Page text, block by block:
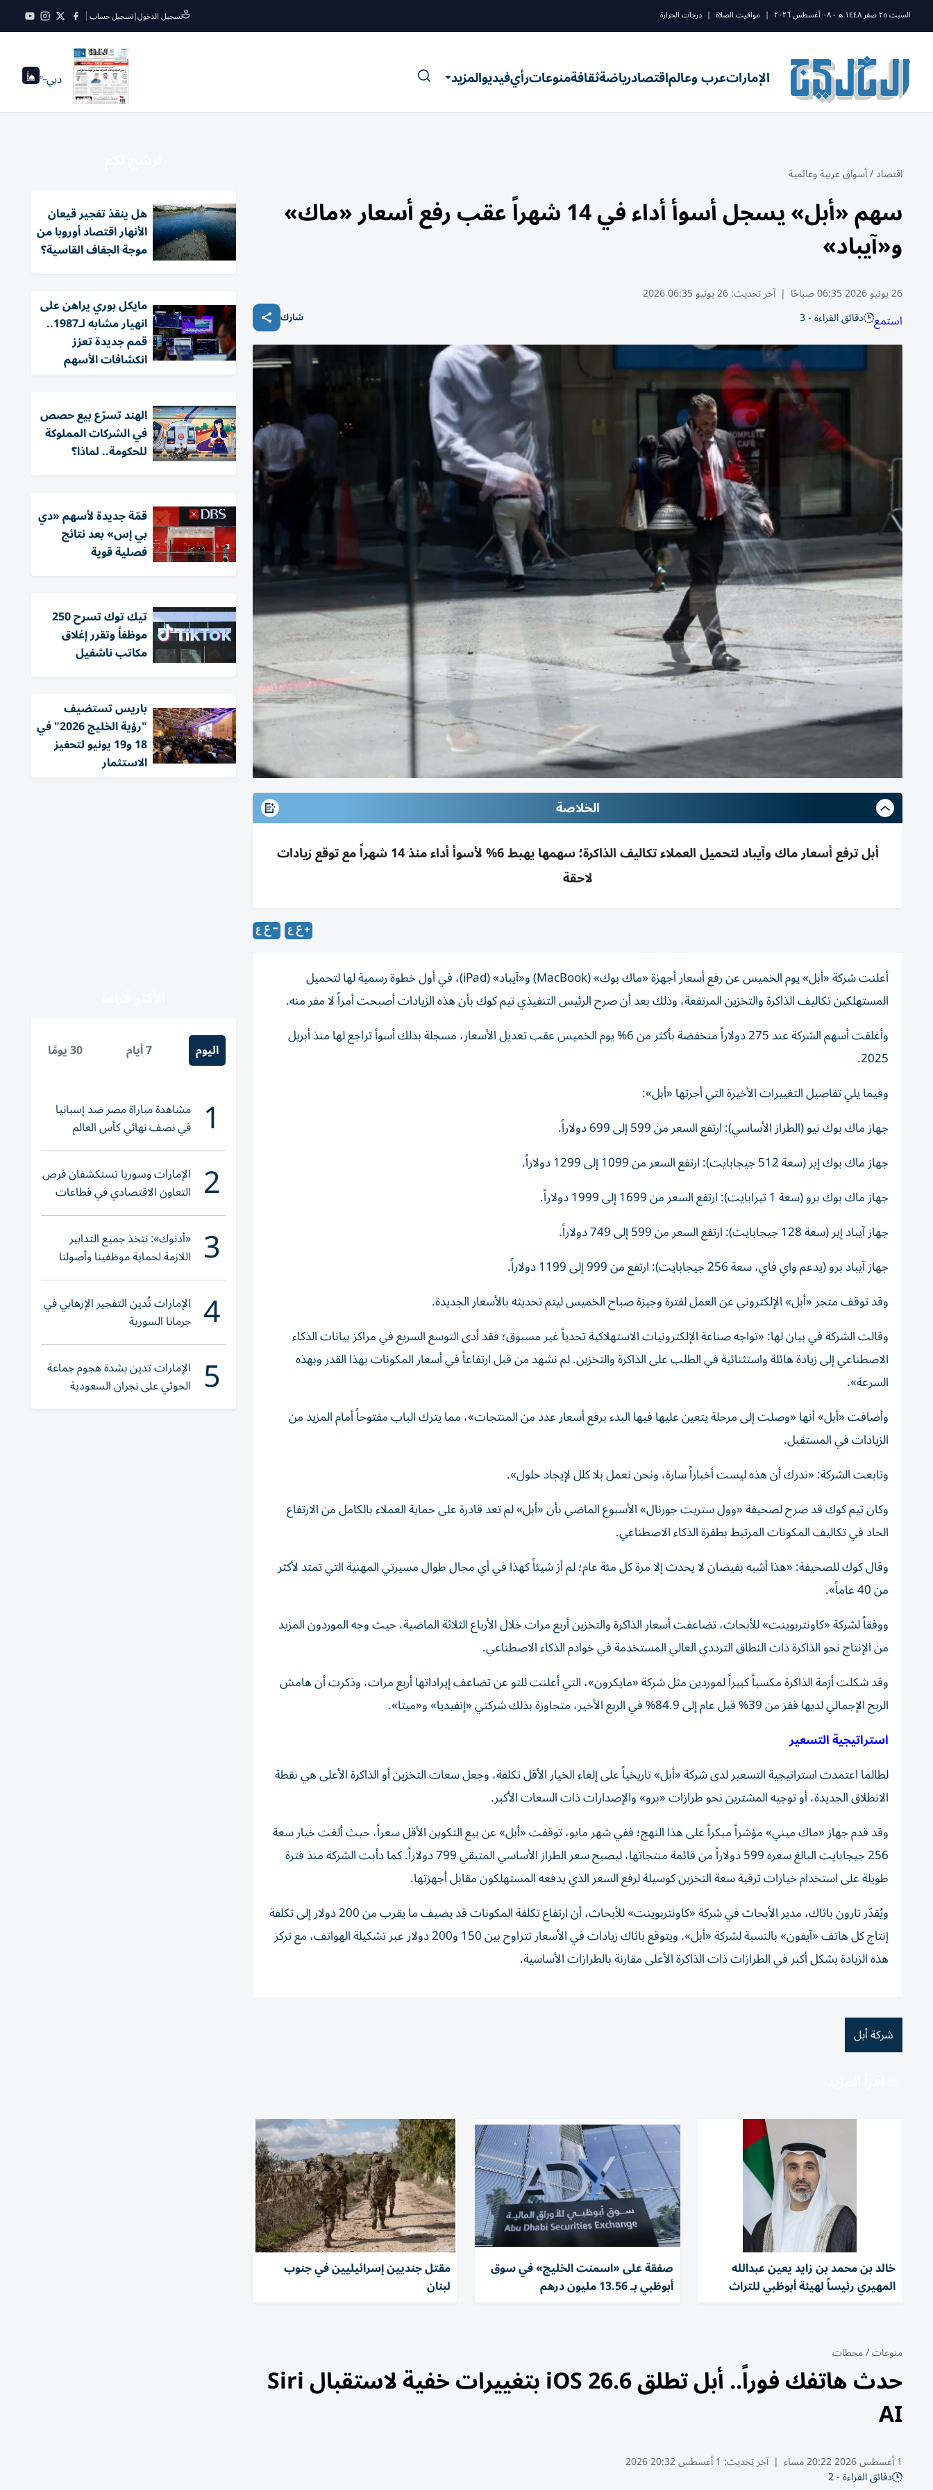
السبت ٢٥ صفر ١٤٤٨ ه - ٠٨ أغسطس ٢٠٢٦ | مواقيت الصلاة | درجات الحرارة تسجيل الدخول|تسجيل حساب
الإماراتعرب وعالماقتصادرياضةثقافةمنوعاترأيفيديوالمزيد دبي--°
اقتصاد/أسواق عربية وعالمية
سهم «أبل» يسجل أسوأ أداء في 14 شهراً عقب رفع أسعار «ماك»
و«آيباد»
26 يونيو 2026 06:35 صباحًا | آخر تحديث:26 يونيو 06:35 2026
استمع دقائق القراءة - 3 شارك
الخلاصة
أبل ترفع أسعار ماك وآيباد لتحميل العملاء تكاليف الذاكرة؛ سهمها يهبط 6% لأسوأ أداء منذ 14 شهراً مع توقع زيادات
لاحقة
أعلنت شركة «أبل» يوم الخميس عن رفع أسعار أجهزة «ماك بوك» (MacBook) و«آيباد» (iPad)، في أول خطوة رسمية لها لتحميل
المستهلكين تكاليف الذاكرة والتخزين المرتفعة، وذلك بعد أن صرح الرئيس التنفيذي تيم كوك بأن هذه الزيادات أصبحت أمراً لا مفر منه.
وأغلقت أسهم الشركة عند 275 دولاراً منخفضة بأكثر من 6% يوم الخميس عقب تعديل الأسعار، مسجلة بذلك أسوأ تراجع لها منذ أبريل
2025.
وفيما يلي تفاصيل التغييرات الأخيرة التي أجرتها «أبل»:
جهاز ماك بوك نيو (الطراز الأساسي): ارتفع السعر من 599 إلى 699 دولاراً.
جهاز ماك بوك إير (سعة 512 جيجابايت): ارتفع السعر من 1099 إلى 1299 دولاراً.
جهاز ماك بوك برو (سعة 1 تيرابايت): ارتفع السعر من 1699 إلى 1999 دولاراً.
جهاز آيباد إير (سعة 128 جيجابايت): ارتفع السعر من 599 إلى 749 دولاراً.
جهاز آيباد برو (يدعم واي فاي، سعة 256 جيجابايت): ارتفع من 999 إلى 1199 دولاراً.
وقد توقف متجر «أبل» الإلكتروني عن العمل لفترة وجيزة صباح الخميس ليتم تحديثه بالأسعار الجديدة.
وقالت الشركة في بيان لها: «تواجه صناعة الإلكترونيات الاستهلاكية تحدياً غير مسبوق؛ فقد أدى التوسع السريع في مراكز بيانات الذكاء
الاصطناعي إلى زيادة هائلة واستثنائية في الطلب على الذاكرة والتخزين. لم نشهد من قبل ارتفاعاً في أسعار المكونات بهذا القدر وبهذه
السرعة».
وأضافت «أبل» أنها «وصلت إلى مرحلة يتعين عليها فيها البدء برفع أسعار عدد من المنتجات»، مما يترك الباب مفتوحاً أمام المزيد من
الزيادات في المستقبل.
وتابعت الشركة: «ندرك أن هذه ليست أخباراً سارة، ونحن نعمل بلا كلل لإيجاد حلول».
وكان تيم كوك قد صرح لصحيفة «وول ستريت جورنال» الأسبوع الماضي بأن «أبل» لم تعد قادرة على حماية العملاء بالكامل من الارتفاع
الحاد في تكاليف المكونات المرتبط بطفرة الذكاء الاصطناعي.
وقال كوك للصحيفة: «هذا أشبه بفيضان لا يحدث إلا مرة كل مئة عام؛ لم أرَ شيئاً كهذا في أي مجال طوال مسيرتي المهنية التي تمتد لأكثر
من 40 عاماً».
ووفقاً لشركة «كاونتربوينت» للأبحاث، تضاعفت أسعار الذاكرة والتخزين أربع مرات خلال الأرباع الثلاثة الماضية، حيث وجه الموردون المزيد
من الإنتاج نحو الذاكرة ذات النطاق الترددي العالي المستخدمة في خوادم الذكاء الاصطناعي.
وقد شكلت أزمة الذاكرة مكسباً كبيراً لموردين مثل شركة «مايكرون»، التي أعلنت للتو عن تضاعف إيراداتها أربع مرات، وذكرت أن هامش
الربح الإجمالي لديها قفز من 39% قبل عام إلى 84.9% في الربع الأخير، متجاوزة بذلك شركتي «إنفيديا» و«ميتا».
استراتيجية التسعير
لطالما اعتمدت استراتيجية التسعير لدى شركة «أبل» تاريخياً على إلغاء الخيار الأقل تكلفة، وجعل سعات التخزين أو الذاكرة الأعلى هي نقطة
الانطلاق الجديدة، أو توجيه المشترين نحو طرازات «برو» والإصدارات ذات السعات الأكبر.
وقد قدم جهاز «ماك ميني» مؤشراً مبكراً على هذا النهج؛ ففي شهر مايو، توقفت «أبل» عن بيع التكوين الأقل سعراً، حيث ألغت خيار سعة
256 جيجابايت البالغ سعره 599 دولاراً من قائمة منتجاتها، ليصبح سعر الطراز الأساسي المتبقي 799 دولاراً. كما دأبت الشركة منذ فترة
طويلة على استخدام خيارات ترقية سعة التخزين كوسيلة لرفع السعر الذي يدفعه المستهلكون مقابل أجهزتها.
ويُقدّر تارون باثاك، مدير الأبحاث في شركة «كاونتربوينت» للأبحاث، أن ارتفاع تكلفة المكونات قد يضيف ما يقرب من 200 دولار إلى تكلفة
إنتاج كل هاتف «آيفون» بالنسبة لشركة «أبل». ويتوقع باثاك زيادات في الأسعار تتراوح بين 150 و200 دولار عبر تشكيلة الهواتف، مع تركز
هذه الزيادة بشكل أكبر في الطرازات ذات الذاكرة الأعلى مقارنة بالطرازات الأساسية.
شركة أبل
خالد بن محمد بن زايد يعين عبدالله
المهيري رئيساً لهيئة أبوظبي للتراث
صفقة على «اسمنت الخليج» في سوق
أبوظبي بـ 13.56 مليون درهم
مقتل جنديين إسرائيليين في جنوب
لبنان
منوعات/محطات
حدث هاتفك فوراً.. أبل تطلق iOS 26.6 بتغييرات خفية لاستقبال Siri
AI
1 أغسطس 2026 20:22 مساء | آخر تحديث: 1 أغسطس 20:32 2026
دقائق القراءة - 2
هل ينقذ تفجير قيعان
الأنهار اقتصاد أوروبا من
موجة الجفاف القاسية؟
مايكل بوري يراهن على
انهيار مشابه لـ1987..
قمم جديدة تعزز
انكشافات الأسهم
الهند تسرّع بيع حصص
في الشركات المملوكة
للحكومة.. لماذا؟
قمّة جديدة لأسهم «دي
بي إس» بعد نتائج
فصلية قوية
تيك توك تسرح 250
موظفاً وتقرر إغلاق
مكاتب ناشفيل
باريس تستضيف
"رؤية الخليج 2026" في
18 و19 يونيو لتحفيز
الاستثمار
اليوم 7 أيام 30 يومًا
1 مشاهدة مباراة مصر ضد إسبانيا
في نصف نهائي كأس العالم
لناشئات اليد 2026
2 الإمارات وسوريا تستكشفان فرص
التعاون الاقتصادي في قطاعات
حيوية
3 «أدنوك»: نتخذ جميع التدابير
اللازمة لحماية موظفينا وأصولنا
وعملياتنا
4 الإمارات تُدين التفجير الإرهابي في
جرمانا السورية
5 الإمارات تدين بشدة هجوم جماعة
الحوثي على نجران السعودية